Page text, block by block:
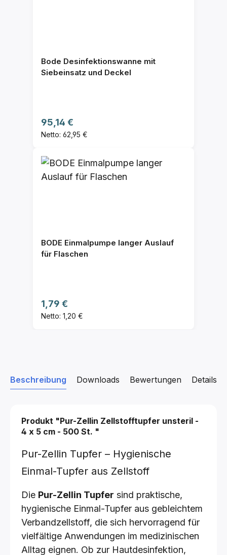
Bode Desinfektionswanne mit
Siebeinsatz und Deckel
Regulärer Preis:
95,14 €
Netto: 62,95 €
BODE Einmalpumpe langer Auslauf
für Flaschen
Regulärer Preis:
1,79 €
Netto: 1,20 €
Beschreibung Downloads Details
Bewertungen
Produkt "Pur-Zellin Zellstofftupfer unsteril -
4 x 5 cm - 500 St. "
Pur-Zellin Tupfer – Hygienische
Einmal-Tupfer aus Zellstoff
Die Pur-Zellin Tupfer sind praktische,
hygienische Einmal-Tupfer aus gebleichtem
Verbandzellstoff, die sich hervorragend für
vielfältige Anwendungen im medizinischen
Alltag eignen. Ob zur Hautdesinfektion,